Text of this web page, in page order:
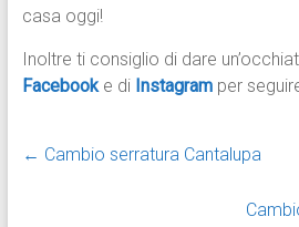
casa oggi!
Inoltre ti consiglio di dare
Facebook e di Instagram per
← Cambio serratura Cantalupa